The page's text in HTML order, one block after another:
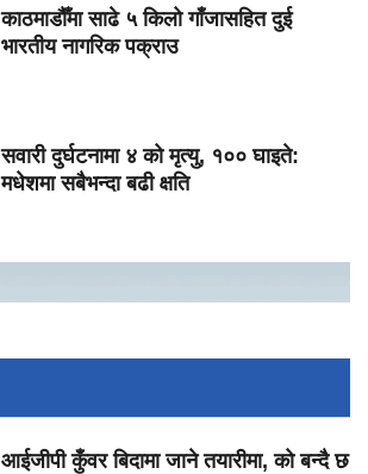
काठमाडौँमा साढे ५ किलो गाँजासहित दुई
भारतीय नागरिक पक्राउ
सवारी दुर्घटनामा ४ को मृत्यु, १०० घाइते:
मधेशमा सबैभन्दा बढी क्षति
आईजीपी कुँवर बिदामा जाने तयारीमा, को बन्दै छ